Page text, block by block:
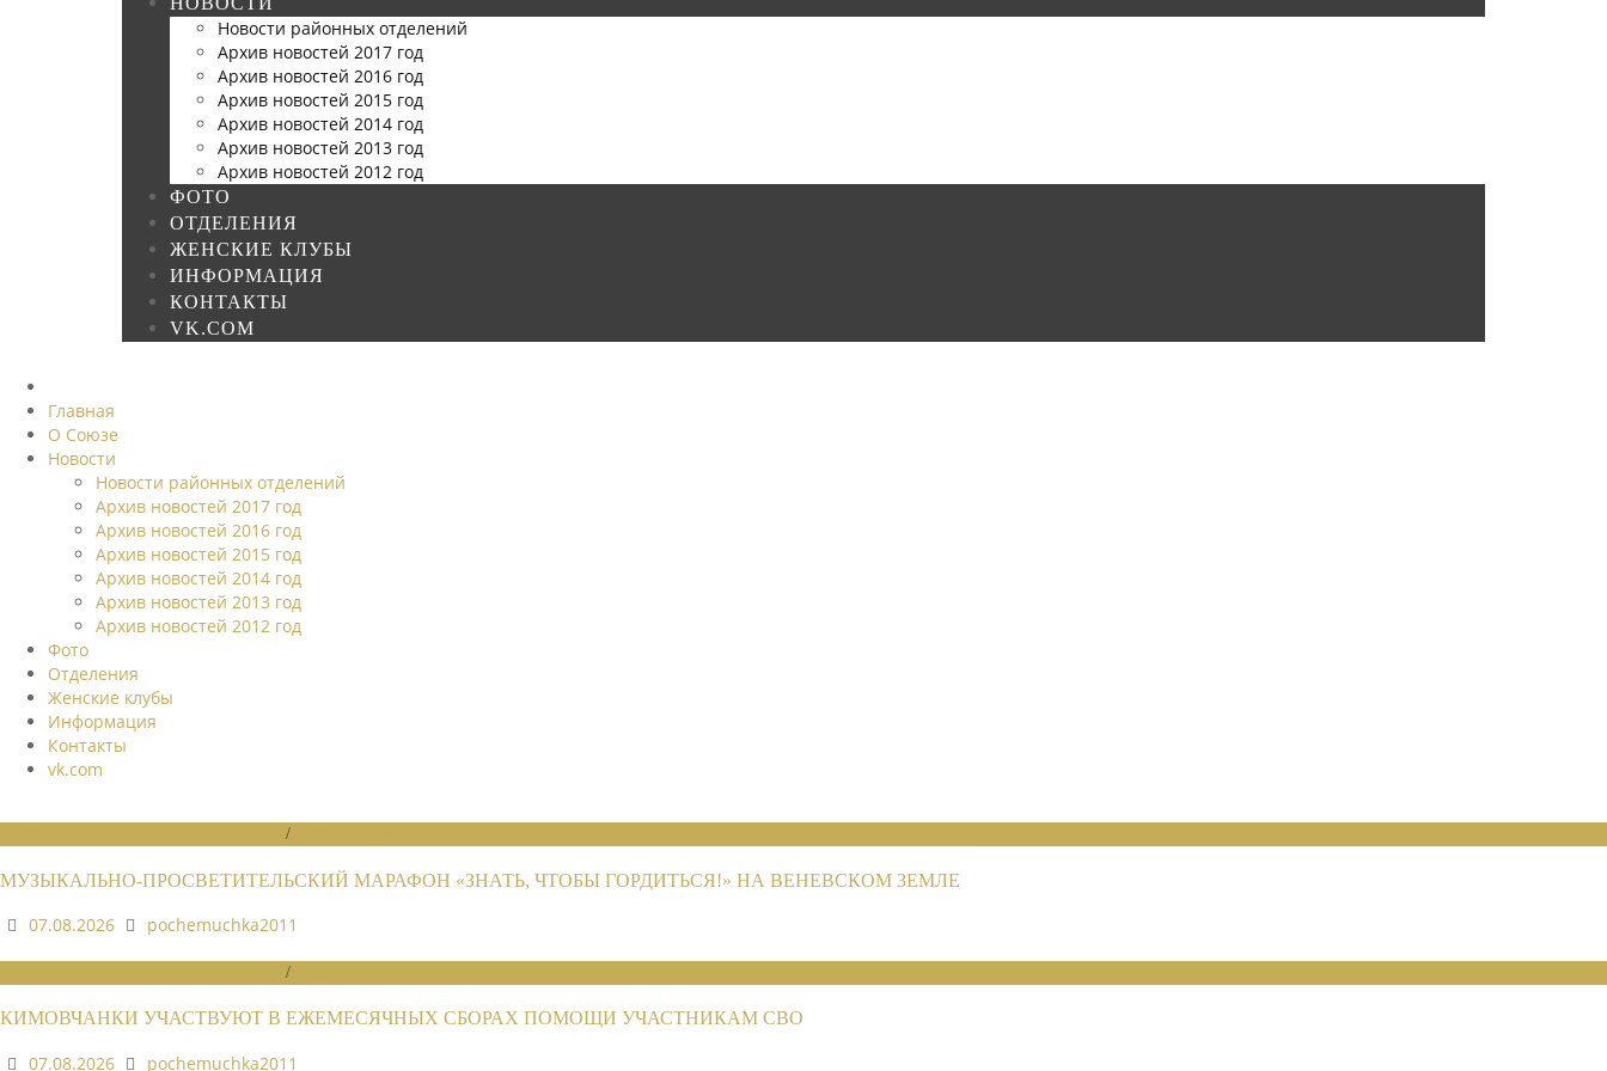
Новости районных отделений
Архив новостей 2017 год
Архив новостей 2016 год
Архив новостей 2015 год
Архив новостей 2014 год
Архив новостей 2013 год
Архив новостей 2012 год
ФОТО
ОТДЕЛЕНИЯ
ЖЕНСКИЕ КЛУБЫ
ИНФОРМАЦИЯ
КОНТАКТЫ
VK.COM
Главная
О Союзе
Новости
Новости районных отделений
Архив новостей 2017 год
Архив новостей 2016 год
Архив новостей 2015 год
Архив новостей 2014 год
Архив новостей 2013 год
Архив новостей 2012 год
Фото
Отделения
Женские клубы
Информация
Контакты
vk.com
/
МУЗЫКАЛЬНО-ПРОСВЕТИТЕЛЬСКИЙ МАРАФОН «ЗНАТЬ, ЧТОБЫ ГОРДИТЬСЯ!» НА ВЕНЕВСКОМ ЗЕМЛЕ
07.08.2026
pochemuchka2011
/
КИМОВЧАНКИ УЧАСТВУЮТ В ЕЖЕМЕСЯЧНЫХ СБОРАХ ПОМОЩИ УЧАСТНИКАМ СВО
07.08.2026
pochemuchka2011